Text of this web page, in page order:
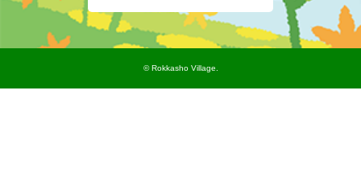
©︎ Rokkasho Village.